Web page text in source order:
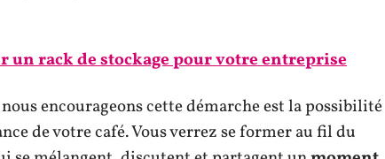
un rack de stockage pour votre entreprise
encourageons cette démarche est la possibilité
de votre café. Vous verrez se former au fil du